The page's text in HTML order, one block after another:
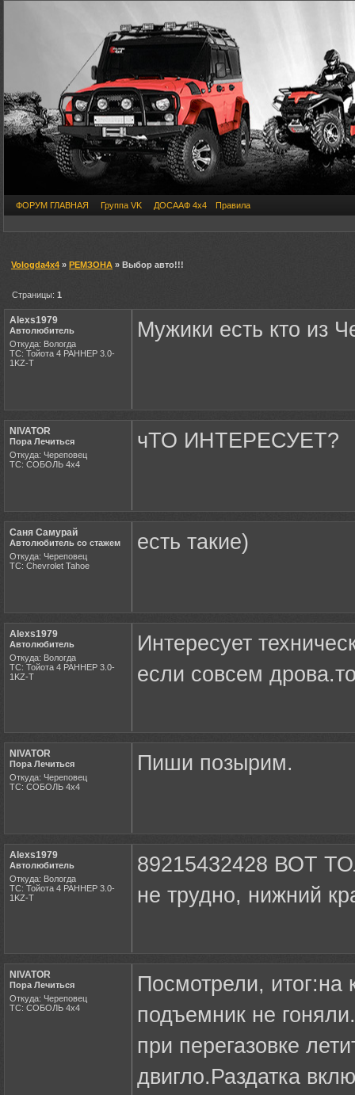
ФОРУМ ГЛАВНАЯ Группа VK ДОСААФ 4х4 Правила
Vologda4x4 » РЕМЗОНА » Выбор авто!!!
Страницы:1
Alexs1979
Автолюбитель
Откуда: Вологда
ТС: Тойота 4 РАННЕР 3.0-
1KZ-T
Мужики есть кто из
NIVATOR
Пора Лечиться
Откуда: Череповец
ТС: СОБОЛЬ 4х4
чТО ИНТЕРЕСУЕТ?
Саня Самурай
Автолюбитель со стажем
Откуда: Череповец
ТС: Chevrolet Tahoe
есть такие)
Alexs1979
Автолюбитель
Откуда: Вологда
ТС: Тойота 4 РАННЕР 3.0-
1KZ-T
Интересует
если совсем
NIVATOR
Пора Лечиться
Откуда: Череповец
ТС: СОБОЛЬ 4х4
Пиши позырим.
Alexs1979
Автолюбитель
Откуда: Вологда
ТС: Тойота 4 РАННЕР 3.0-
1KZ-T
89215432428 ВОТ
не трудно, нижний
NIVATOR
Пора Лечиться
Откуда: Череповец
ТС: СОБОЛЬ 4х4
Посмотрели, итог:на
подъемник не
при перегазовке
двигло.Раздатка